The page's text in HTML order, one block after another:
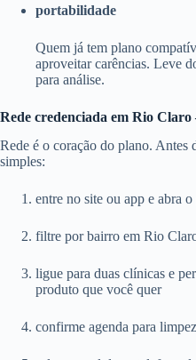
portabilidade
Quem já tem plano
aproveitar carências. Leve
para análise.
Rede credenciada em Rio Claro
Rede é o coração do plano. Antes
simples:
entre no site ou app e abra
filtre por bairro em Rio
ligue para duas clínicas e
produto que você quer
confirme agenda para